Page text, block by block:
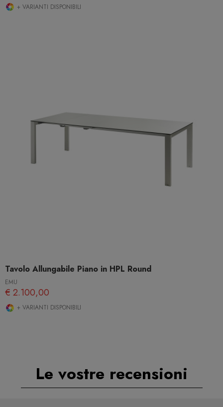
+ VARIANTI DISPONIBILI
Tavolo Allungabile Piano in HPL Round
EMU
€ 2.100,00
+ VARIANTI DISPONIBILI
Le vostre recensioni